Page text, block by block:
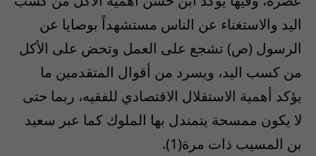
اليد والاستغناء عن الناس مستشهداً بوصايا عن
الرسول (ص) تشجع على العمل وتحض على الأكل
من كسب اليد، ويسرد من أقوال المتقدمين ما
يؤكد أهمية الاستقلال الاقتصادي للفقيه، ربما حتى
لا يكون ممسحة يتمندل بها الملوك كما عبر سعيد
بن المسيب ذات مرة(1).